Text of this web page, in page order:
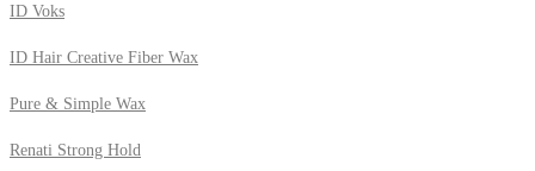
ID Voks
ID Hair Creative Fiber Wax
Pure & Simple Wax
Renati Strong Hold